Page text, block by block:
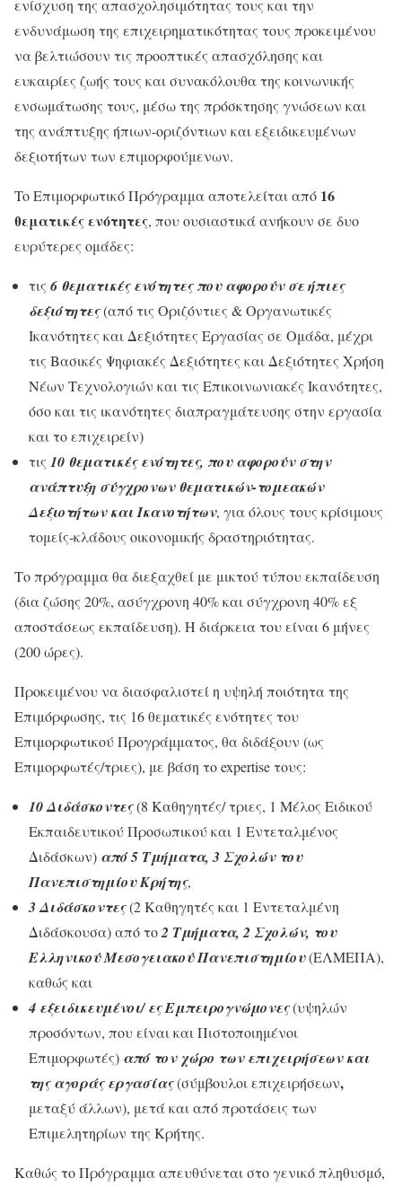
ενίσχυση της απασχολησιμότητας τους και την
ενδυνάμωση της επιχειρηματικότητας τους προκειμένου
να βελτιώσουν τις προοπτικές απασχόλησης και
ευκαιρίες ζωής τους και συνακόλουθα της κοινωνικής
ενσωμάτωσης τους, μέσω της πρόσκτησης γνώσεων και
της ανάπτυξης ήπιων-οριζόντιων και εξειδικευμένων
δεξιοτήτων των επιμορφούμενων.
To Επιμορφωτικό Πρόγραμμα αποτελείται από 16
θεματικές ενότητες, που ουσιαστικά ανήκουν σε δυο
ευρύτερες ομάδες:
τις 6 θεματικές ενότητες που αφορούν σε ήπιες
δεξιότητες(από τις Οριζόντιες & Οργανωτικές
Ικανότητες και Δεξιότητες Εργασίας σε Ομάδα, μέχρι
τις Βασικές Ψηφιακές Δεξιότητες και Δεξιότητες Χρήση
Νέων Τεχνολογιών και τις Επικοινωνιακές Ικανότητες,
όσο και τις ικανότητες διαπραγμάτευσης στην εργασία
και το επιχειρείν)
τις 10 θεματικές ενότητες, που αφορούν στην
ανάπτυξη σύγχρονων θεματικών-τομεακών
Δεξιοτήτων και Ικανοτήτων, για όλους τους κρίσιμους
τομείς-κλάδους οικονομικής δραστηριότητας.
Το πρόγραμμα θα διεξαχθεί με μικτού τύπου εκπαίδευση
(δια ζώσης 20%, ασύγχρονη 40% και σύγχρονη 40% εξ
αποστάσεως εκπαίδευση). Η διάρκεια του είναι 6 μήνες
(200 ώρες).
Προκειμένου να διασφαλιστεί η υψηλή ποιότητα της
Επιμόρφωσης, τις 16 θεματικές ενότητες του
Επιμορφωτικού Προγράμματος, θα διδάξουν (ως
Επιμορφωτές/τριες), με βάση το expertise τους:
10 Διδάσκοντες(8 Καθηγητές/ τριες, 1 Μέλος Ειδικού
Εκπαιδευτικού Προσωπικού και 1 Εντεταλμένος
Διδάσκων) από 5 Τμήματα, 3 Σχολών του
Πανεπιστημίου Κρήτης,
3 Διδάσκοντες(2 Καθηγητές και 1 Εντεταλμένη
Διδάσκουσα) από το2 Τμήματα, 2 Σχολών, του
Ελληνικού Μεσογειακού Πανεπιστημίου(ΕΛΜΕΠΑ),
καθώς και
4 εξειδικευμένοι/ ες Εμπειρογνώμονες(υψηλών
προσόντων, που είναι και Πιστοποιημένοι
Επιμορφωτές) από τον χώρο των επιχειρήσεων και
της αγοράς εργασίας(σύμβουλοι επιχειρήσεων,
μεταξύ άλλων), μετά και από προτάσεις των
Επιμελητηρίων της Κρήτης.
Καθώς το Πρόγραμμα απευθύνεται στο γενικό πληθυσμό,